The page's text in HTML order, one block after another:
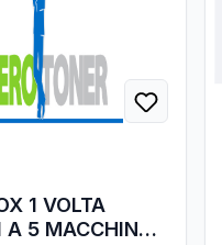
1 VOLTA
A 5 MACCHINE